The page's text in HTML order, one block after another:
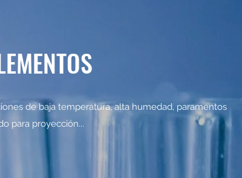
de baja temperatura, alta humedad, paramentos
para proyección...